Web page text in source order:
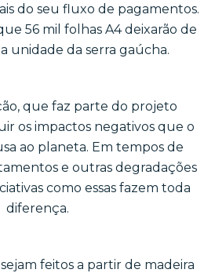
do seu fluxo de pagamentos.
56 mil folhas A4 deixarão de
unidade da serra gaúcha.
que faz parte do projeto
os impactos negativos que o
ao planeta. Em tempos de
e outras degradações
como essas fazem toda
diferença.
feitos a partir de madeira